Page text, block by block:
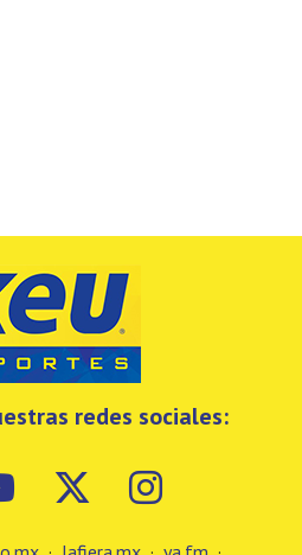
redes sociales: